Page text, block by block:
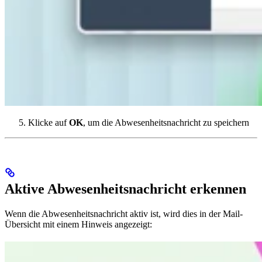
Klicke aufOK, um die Abwesenheitsnachricht zu speichern
Aktive Abwesenheitsnachricht erkennen
Wenn die Abwesenheitsnachricht aktiv ist, wird dies in der Mail-
Übersicht mit einem Hinweis angezeigt: